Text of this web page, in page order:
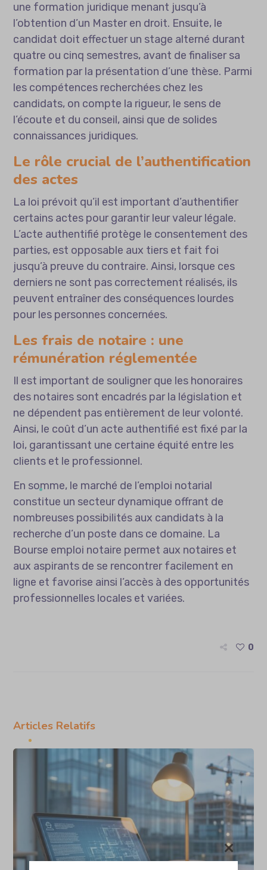
une formation juridique menant jusqu’à
l’obtention d’un Master en droit. Ensuite, le
candidat doit effectuer un stage alterné durant
quatre ou cinq semestres, avant de finaliser sa
formation par la présentation d’une thèse. Parmi
les compétences recherchées chez les
candidats, on compte la rigueur, le sens de
l’écoute et du conseil, ainsi que de solides
connaissances juridiques.
Le rôle crucial de l’authentification
des actes
La loi prévoit qu’il est important d’authentifier
certains actes pour garantir leur valeur légale.
L’acte authentifié protège le consentement des
parties, est opposable aux tiers et fait foi
jusqu’à preuve du contraire. Ainsi, lorsque ces
derniers ne sont pas correctement réalisés, ils
peuvent entraîner des conséquences lourdes
pour les personnes concernées.
Les frais de notaire : une
rémunération réglementée
Il est important de souligner que les honoraires
des notaires sont encadrés par la législation et
ne dépendent pas entièrement de leur volonté.
Ainsi, le coût d’un acte authentifié est fixé par la
loi, garantissant une certaine équité entre les
clients et le professionnel.
En somme, le marché de l’emploi notarial
constitue un secteur dynamique offrant de
nombreuses possibilités aux candidats à la
recherche d’un poste dans ce domaine. La
Bourse emploi notaire permet aux notaires et
aux aspirants de se rencontrer facilement en
ligne et favorise ainsi l’accès à des opportunités
professionnelles locales et variées.
0
Articles Relatifs